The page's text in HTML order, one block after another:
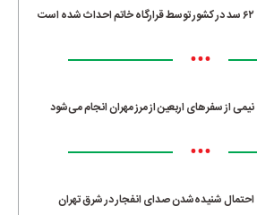
۶۲ سد در کشور توسط قرارگاه خاتم احداث شده است
•••
نیمی از سفرهای اربعین از مرز مهران انجام می‌شود
•••
احتمال شنیده‌شدن صدای انفجار در شرق تهران